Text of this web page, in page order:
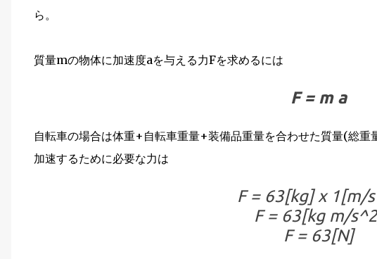
ら。
質量mの物体に加速度aを与える力Fを求めるには
F = m a
自転車の場合は体重+自転車重量+装備品重量を合わせた質量(総
加速するために必要な力は
F = 63[kg] x 1[m/
F = 63[kg m/
F = 63[N]